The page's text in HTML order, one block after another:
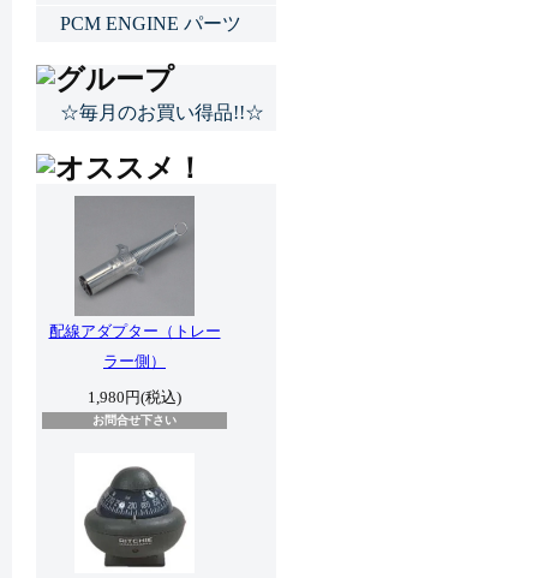
PCM ENGINE パーツ
☆毎月のお買い得品!!☆
配線アダプター（トレー
ラー側）
1,980円(税込)
お問合せ下さい